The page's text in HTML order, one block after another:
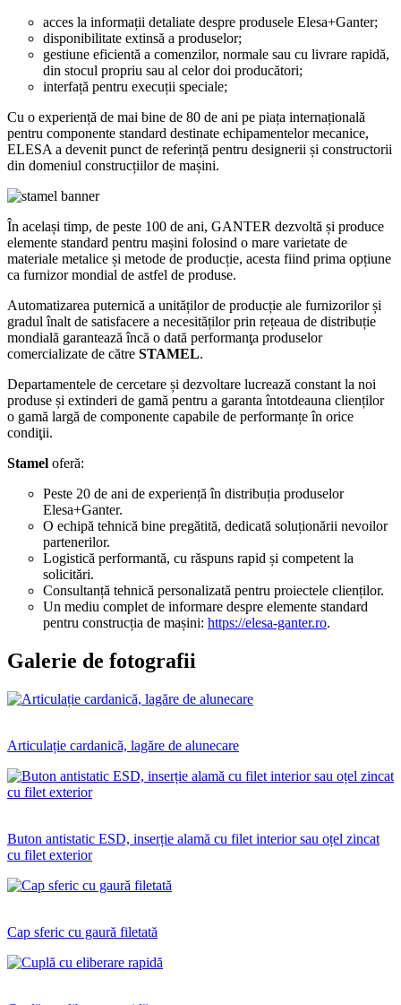
acces la informații detaliate despre produsele Elesa+Ganter;
disponibilitate extinsă a produselor;
gestiune eficientă a comenzilor, normale sau cu livrare rapidă,
din stocul propriu sau al celor doi producători;
interfață pentru execuții speciale;
Cu o experiență de mai bine de 80 de ani pe piața internațională
pentru componente standard destinate echipamentelor mecanice,
ELESA a devenit punct de referință pentru designerii și constructorii
din domeniul construcțiilor de mașini.
În același timp, de peste 100 de ani, GANTER dezvoltă și produce
elemente standard pentru mașini folosind o mare varietate de
materiale metalice și metode de producție, acesta fiind prima opțiune
ca furnizor mondial de astfel de produse.
Automatizarea puternică a unităților de producție ale furnizorilor și
gradul înalt de satisfacere a necesităților prin rețeaua de distribuție
mondială garantează încă o dată performanţa produselor
comercializate de către STAMEL.
Departamentele de cercetare și dezvoltare lucrează constant la noi
produse și extinderi de gamă pentru a garanta întotdeauna clienților
o gamă largă de componente capabile de performanțe în orice
condiţii.
Stamel oferă:
Peste 20 de ani de experiență în distribuția produselor
Elesa+Ganter.
O echipă tehnică bine pregătită, dedicată soluționării nevoilor
partenerilor.
Logistică performantă, cu răspuns rapid și competent la
solicitări.
Consultanță tehnică personalizată pentru proiectele clienților.
Un mediu complet de informare despre elemente standard
pentru construcția de mașini: https://elesa-ganter.ro.
Galerie de fotografii
Articulație cardanică, lagăre de alunecare
Buton antistatic ESD, inserție alamă cu filet interior sau oțel zincat
cu filet exterior
Cap sferic cu gaură filetată